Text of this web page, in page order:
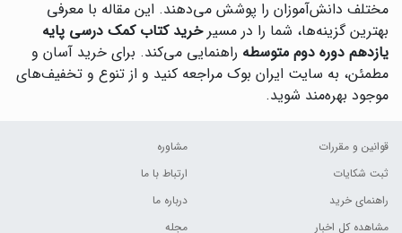
مختلف دانش‌آموزان را پوشش می‌دهند. این مقاله با معرفی
بهترین گزینه‌ها، شما را در مسیرخرید کتاب کمک درسی پایه
یازدهم دوره دوم متوسطه راهنمایی می‌کند. برای خرید آسان و
مطمئن، به سایت ایران بوک مراجعه کنید و از تنوع و تخفیف‌های
موجود بهره‌مند شوید.
قوانین و مقررات
ثبت شکایات
راهنمای خرید
مشاهده کل اخبار
مشاوره
ارتباط با ما
درباره ما
مجله